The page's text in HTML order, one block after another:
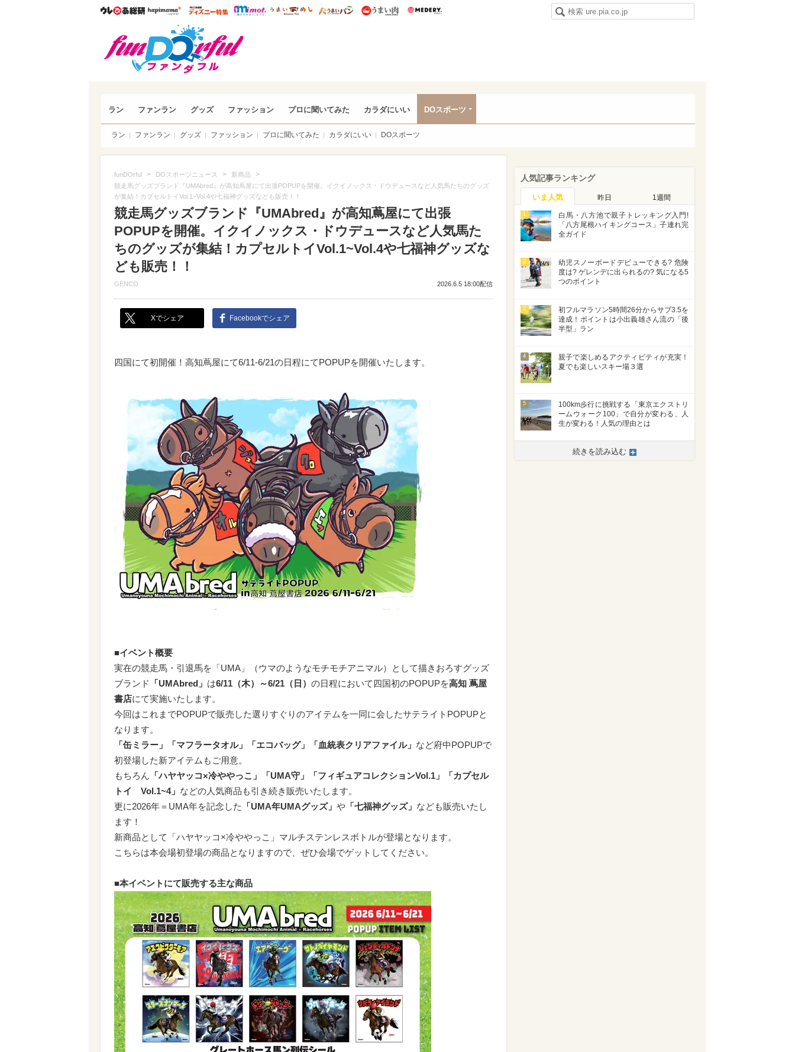
ウレぴあ総研ハピママ* ウレぴあ総研 ディズニー特集
mimot. うまいめし うまいパン うまい肉
ラン ファンラン グッズ ファッション プロに聞いてみた カラダにいい DOスポーツ
ラン ファンラン グッズ ファッション プロに聞いてみた カラダにいい DOスポーツ
funDOrful > DOスポーツニュース > 新商品 >
競走馬グッズブランド『UMAbred』が高知蔦屋にて出張POPUPを開催。イクイノックス・ドウデュースなど人気馬たちのグッズ
が集結！カプセルトイVol.1~Vol.4や七福神グッズなども販売！！
競走馬グッズブランド『UMAbred』が高知蔦屋にて出張
POPUPを開催。イクイノックス・ドウデュースなど人気馬た
ちのグッズが集結！カプセルトイVol.1~Vol.4や七福神グッズな
ども販売！！
GENCO 2026.6.5 18:00配信
Xでシェア Facebookでシェア
四国にて初開催！高知蔦屋にて6/11-6/21の日程にてPOPUPを開催いたします。
■イベント概要
実在の競走馬・引退馬を「UMA」（ウマのようなモチモチアニマル）として描きおろすグッズ
ブランド
「UMAbred」 は6/11（木）～6/21（日） の日程において四国初のPOPUPを高知 蔦屋
書店にて実施いたします。
今回はこれまでPOPUPで販売した選りすぐりのアイテムを一同に会したサテライトPOPUPと
なります。
「缶ミラー」「マフラータオル」「エコバッグ」「血統表クリアファイル」 など府中POPUPで
初登場した新アイテムもご用意。
もちろん 「ハヤヤッコ×冷ややっこ」「UMA守」「フィギュアコレクションVol.1」「カプセル
トイ Vol.1~4」 などの人気商品も引き続き販売いたします。
更に2026年＝UMA年を記念した
「UMA年UMAグッズ」 や 「七福神グッズ」 なども販売いたし
ます！
新商品として「ハヤヤッコ×冷ややっこ」マルチステンレスボトルが登場となります。
こちらは本会場初登場の商品となりますので、ぜひ会場でゲットしてください。
■本イベントにて販売する主な商品
人気記事ランキング
いま人気 昨日 1週間
1
白馬・八方池で親子トレッキング入門!
「八方尾根ハイキングコース」子連れ完
全ガイド
2
幼児スノーボードデビューできる? 危険
度は? ゲレンデに出られるの? 気になる5
つのポイント
3
初フルマラソン5時間26分からサブ3.5を
達成！ポイントは小出義雄さん流の「後
半型」ラン
4
親子で楽しめるアクティビティが充実！
夏でも楽しいスキー場３選
5
100km歩行に挑戦する「東京エクストリ
ームウォーク100」で自分が変わる、人
生が変わる！人気の理由とは
続きを読み込む